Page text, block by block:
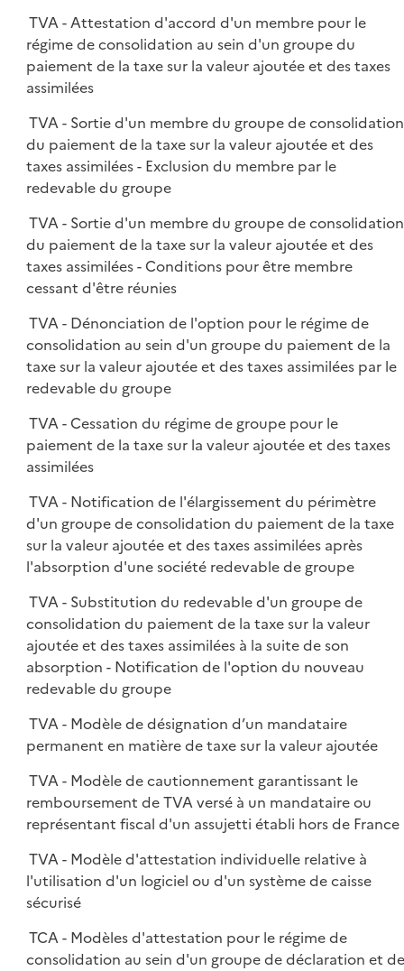
TVA - Attestation d'accord d'un membre pour le
régime de consolidation au sein d'un groupe du
paiement de la taxe sur la valeur ajoutée et des taxes
assimilées
TVA - Sortie d'un membre du groupe de consolidation
du paiement de la taxe sur la valeur ajoutée et des
taxes assimilées - Exclusion du membre par le
redevable du groupe
TVA - Sortie d'un membre du groupe de consolidation
du paiement de la taxe sur la valeur ajoutée et des
taxes assimilées - Conditions pour être membre
cessant d'être réunies
TVA - Dénonciation de l'option pour le régime de
consolidation au sein d'un groupe du paiement de la
taxe sur la valeur ajoutée et des taxes assimilées par le
redevable du groupe
TVA - Cessation du régime de groupe pour le
paiement de la taxe sur la valeur ajoutée et des taxes
assimilées
TVA - Notification de l'élargissement du périmètre
d'un groupe de consolidation du paiement de la taxe
sur la valeur ajoutée et des taxes assimilées après
l'absorption d'une société redevable de groupe
TVA - Substitution du redevable d'un groupe de
consolidation du paiement de la taxe sur la valeur
ajoutée et des taxes assimilées à la suite de son
absorption - Notification de l'option du nouveau
redevable du groupe
TVA - Modèle de désignation d’un mandataire
permanent en matière de taxe sur la valeur ajoutée
TVA - Modèle de cautionnement garantissant le
remboursement de TVA versé à un mandataire ou
représentant fiscal d'un assujetti établi hors de France
TVA - Modèle d'attestation individuelle relative à
l'utilisation d'un logiciel ou d'un système de caisse
sécurisé
TCA - Modèles d'attestation pour le régime de
consolidation au sein d'un groupe de déclaration et de